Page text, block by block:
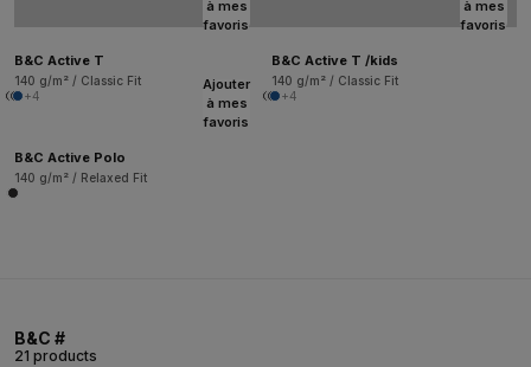
à mes
favoris
B&C Active T
140 g/m² / Classic Fit
+4
à mes
favoris
B&C Active T /kids
140 g/m² / Classic Fit
+4
Ajouter
à mes
favoris
B&C Active Polo
140 g/m² / Relaxed Fit
B&C #
21 products